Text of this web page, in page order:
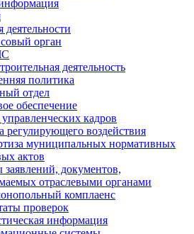
орган
деятельность
политика
отдел
обеспечение
управленческих кадров
регулирующего воздействия
муниципальных нормативных
актов
документов,
отраслевыми органами
комплаенс
проверок
информация